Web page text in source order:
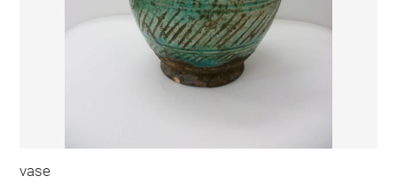
vase